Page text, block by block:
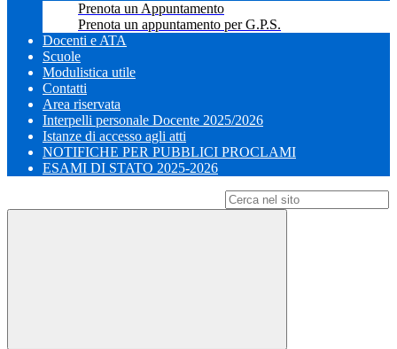
Prenota un Appuntamento
Prenota un appuntamento per G.P.S.
Docenti e ATA
Scuole
Modulistica utile
Contatti
Area riservata
Interpelli personale Docente 2025/2026
Istanze di accesso agli atti
NOTIFICHE PER PUBBLICI PROCLAMI
ESAMI DI STATO 2025-2026